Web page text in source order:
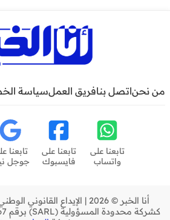
من نحناتصل بنافريق العملسياسة
تابعنا على
واتساب
تابعنا على
فايسبوك
تابعنا
جوجل